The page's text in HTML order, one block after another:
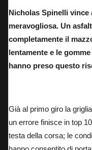
Nicholas Spinelli vince
meravogliosa. Un
completamente il
lentamente e le
hanno preso questo
Già al primo giro la
un errore finisce in top
testa della corsa; le